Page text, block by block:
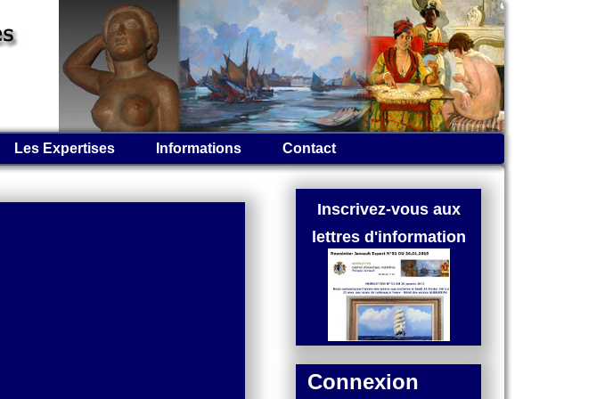
Les Expertises Informations Contact
Inscrivez-vous aux
lettres d'information
Connexion